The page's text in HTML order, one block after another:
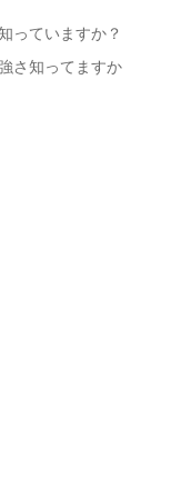
っていますか？
さ知ってますか